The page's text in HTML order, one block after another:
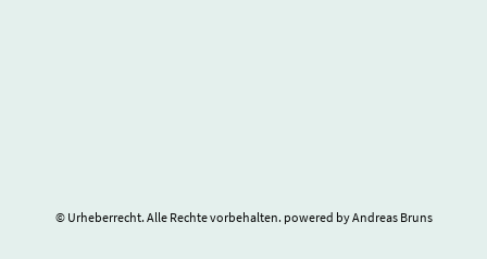
© Urheberrecht. Alle Rechte vorbehalten. powered by Andreas Bruns